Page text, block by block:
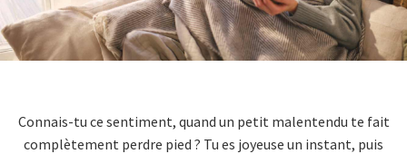
Connais-tu ce sentiment, quand un petit malentendu te fait
complètement perdre pied ? Tu es joyeuse un instant, puis